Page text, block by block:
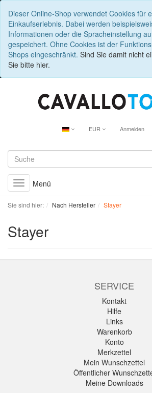
Dieser Online-Shop verwendet Cookies für
Einkaufserlebnis. Dabei werden
Informationen oder die Spracheinstellung
gespeichert. Ohne Cookies ist der
Shops eingeschränkt. Sind Sie damit nicht
Sie bitte hier.
EUR Anmelden
Toggle
navigation
Menü
Sie sind hier: Nach Hersteller Stayer
Stayer
SERVICE
Kontakt
Hilfe
Links
Warenkorb
Konto
Merkzettel
Mein Wunschzettel
Öffentlicher
Meine Downloads